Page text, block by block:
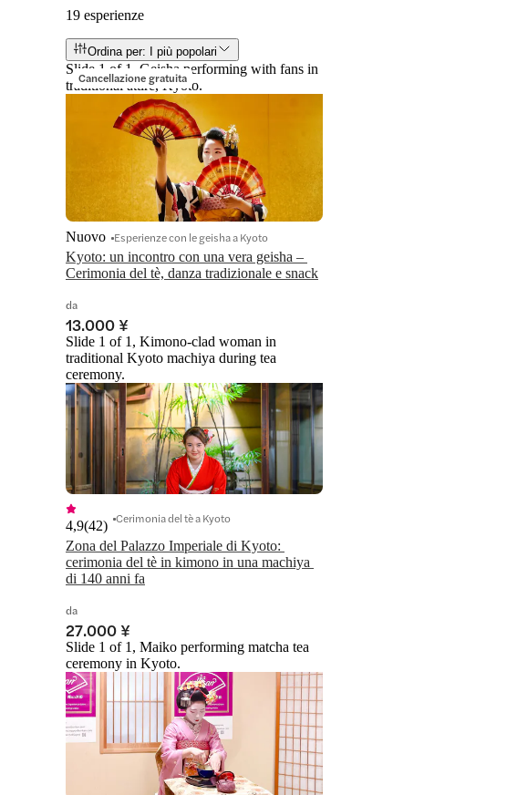
19 esperienze
Ordina per: I più popolari
Cancellazione gratuita
Slide 1 of 1, Geisha performing with fans in
traditional attire, Kyoto.
Kyoto: un incontro con una vera geisha –
Cerimonia del tè, danza tradizionale e snack
Nuovo Esperienze con le geisha a Kyoto
da
13.000 ¥
Slide 1 of 1, Kimono-clad woman in
traditional Kyoto machiya during tea
ceremony.
Zona del Palazzo Imperiale di Kyoto:
cerimonia del tè in kimono in una machiya
di 140 anni fa
4,9(42) Cerimonia del tè a Kyoto
da
27.000 ¥
Slide 1 of 1, Maiko performing matcha tea
ceremony in Kyoto.